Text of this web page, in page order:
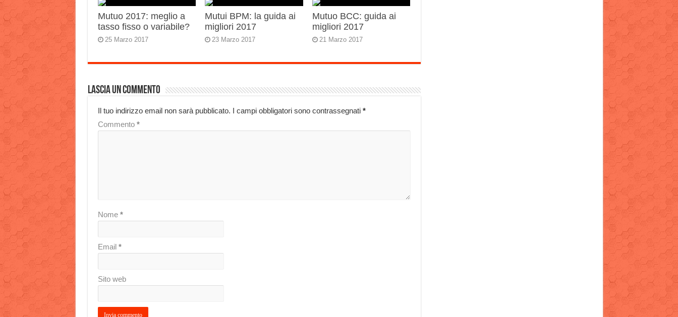
Mutuo 2017: meglio a
tasso fisso o variabile?
25 Marzo 2017
Mutui BPM: la guida ai
migliori 2017
23 Marzo 2017
Mutuo BCC: guida ai
migliori 2017
21 Marzo 2017
Lascia un commento
Il tuo indirizzo email non sarà pubblicato. I campi obbligatori sono contrassegnati *
Commento *
Nome *
Email *
Sito web